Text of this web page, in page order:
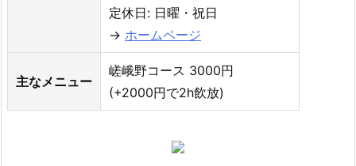
定休日: 日曜・祝日
→ ホームページ
主なメニュー
嵯峨野コース 3000円
(+2000円で2h飲放)